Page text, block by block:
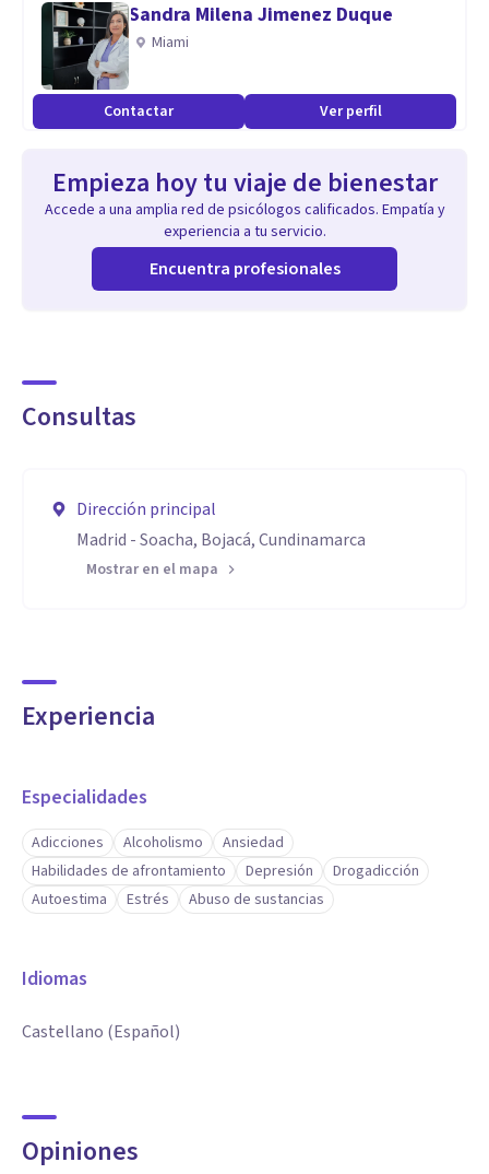
Sandra Milena Jimenez Duque
Miami
Contactar Ver perfil
Empieza hoy tu viaje de bienestar
Accede a una amplia red de psicólogos calificados. Empatía y
experiencia a tu servicio.
Encuentra profesionales
Consultas
Dirección principal
Madrid - Soacha, Bojacá, Cundinamarca
Mostrar en el mapa
Experiencia
Especialidades
Adicciones Alcoholismo
Ansiedad
Habilidades de afrontamiento
Depresión
Drogadicción
Autoestima
Estrés Abuso de sustancias
Idiomas
Castellano (Español)
Opiniones